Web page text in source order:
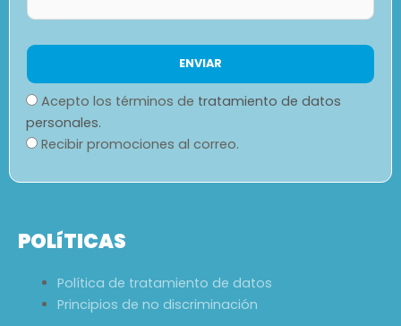
Acepto los términos de tratamiento de datos
personales.
Recibir promociones al correo.
POLíTICAS
Política de tratamiento de datos
Principios de no discriminación